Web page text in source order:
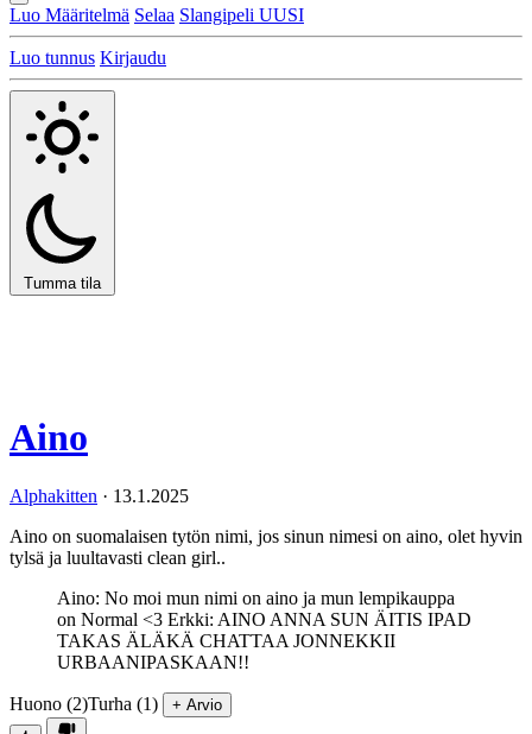
Luo Määritelmä Selaa Slangipeli UUSI
Luo tunnus Kirjaudu
Tumma tila
Aino
Alphakitten · 13.1.2025
Aino on suomalaisen tytön nimi, jos sinun nimesi on aino, olet hyvin
tylsä ja luultavasti clean girl..
Aino: No moi mun nimi on aino ja mun lempikauppa
on Normal <3 Erkki: AINO ANNA SUN ÄITIS IPAD
TAKAS ÄLÄKÄ CHATTAA JONNEKKII
URBAANIPASKAAN!!
Huono (2)Turha (1) + Arvio